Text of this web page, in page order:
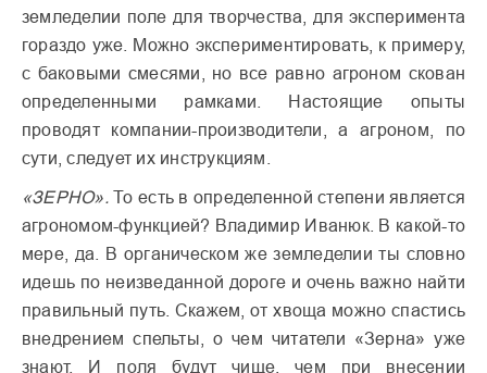
земледелии поле для творчества, для эксперимента
гораздо уже. Можно экспериментировать, к примеру,
с баковыми смесями, но все равно агроном скован
определенными рамками. Настоящие опыты
проводят компании-производители, а агроном, по
сути, следует их инструкциям.
«ЗЕРНО».То есть в определенной степени является
агрономом-функцией? Владимир Иванюк. В какой-то
мере, да. В органическом же земледелии ты словно
идешь по неизведанной дороге и очень важно найти
правильный путь. Скажем, от хвоща можно спастись
внедрением спельты, о чем читатели «Зерна» уже
знают. И поля будут чище, чем при внесении